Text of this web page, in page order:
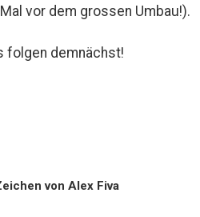
vor dem grossen Umbau!).
folgen demnächst!
von Alex Fiva